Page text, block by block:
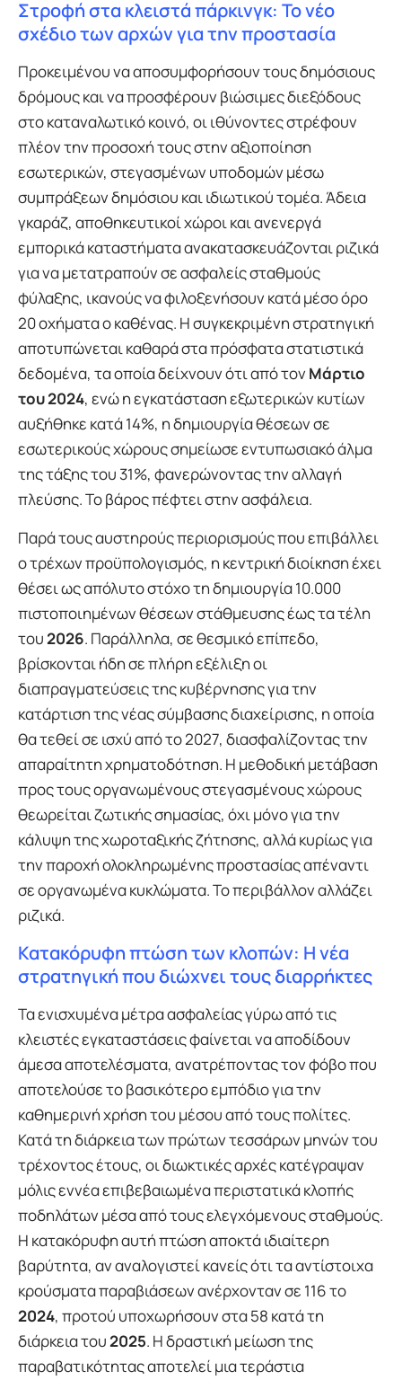
Στροφή στα κλειστά πάρκινγκ: Το νέο
σχέδιο των αρχών για την προστασία
Προκειμένου να αποσυμφορήσουν τους δημόσιους
δρόμους και να προσφέρουν βιώσιμες διεξόδους
στο καταναλωτικό κοινό, οι ιθύνοντες στρέφουν
πλέον την προσοχή τους στην αξιοποίηση
εσωτερικών, στεγασμένων υποδομών μέσω
συμπράξεων δημόσιου και ιδιωτικού τομέα. Άδεια
γκαράζ, αποθηκευτικοί χώροι και ανενεργά
εμπορικά καταστήματα ανακατασκευάζονται ριζικά
για να μετατραπούν σε ασφαλείς σταθμούς
φύλαξης, ικανούς να φιλοξενήσουν κατά μέσο όρο
20 οχήματα ο καθένας. Η συγκεκριμένη στρατηγική
αποτυπώνεται καθαρά στα πρόσφατα στατιστικά
δεδομένα, τα οποία δείχνουν ότι από τον Μάρτιο
του 2024, ενώ η εγκατάσταση εξωτερικών κυτίων
αυξήθηκε κατά 14%, η δημιουργία θέσεων σε
εσωτερικούς χώρους σημείωσε εντυπωσιακό άλμα
της τάξης του 31%, φανερώνοντας την αλλαγή
πλεύσης. Το βάρος πέφτει στην ασφάλεια.
Παρά τους αυστηρούς περιορισμούς που επιβάλλει
ο τρέχων προϋπολογισμός, η κεντρική διοίκηση έχει
θέσει ως απόλυτο στόχο τη δημιουργία 10.000
πιστοποιημένων θέσεων στάθμευσης έως τα τέλη
του2026. Παράλληλα, σε θεσμικό επίπεδο,
βρίσκονται ήδη σε πλήρη εξέλιξη οι
διαπραγματεύσεις της κυβέρνησης για την
κατάρτιση της νέας σύμβασης διαχείρισης, η οποία
θα τεθεί σε ισχύ από το 2027, διασφαλίζοντας την
απαραίτητη χρηματοδότηση. Η μεθοδική μετάβαση
προς τους οργανωμένους στεγασμένους χώρους
θεωρείται ζωτικής σημασίας, όχι μόνο για την
κάλυψη της χωροταξικής ζήτησης, αλλά κυρίως για
την παροχή ολοκληρωμένης προστασίας απέναντι
σε οργανωμένα κυκλώματα. Το περιβάλλον αλλάζει
ριζικά.
Κατακόρυφη πτώση των κλοπών: Η νέα
στρατηγική που διώχνει τους διαρρήκτες
Τα ενισχυμένα μέτρα ασφαλείας γύρω από τις
κλειστές εγκαταστάσεις φαίνεται να αποδίδουν
άμεσα αποτελέσματα, ανατρέποντας τον φόβο που
αποτελούσε το βασικότερο εμπόδιο για την
καθημερινή χρήση του μέσου από τους πολίτες.
Κατά τη διάρκεια των πρώτων τεσσάρων μηνών του
τρέχοντος έτους, οι διωκτικές αρχές κατέγραψαν
μόλις εννέα επιβεβαιωμένα περιστατικά κλοπής
ποδηλάτων μέσα από τους ελεγχόμενους σταθμούς.
Η κατακόρυφη αυτή πτώση αποκτά ιδιαίτερη
βαρύτητα, αν αναλογιστεί κανείς ότι τα αντίστοιχα
κρούσματα παραβιάσεων ανέρχονταν σε 116 το
2024, προτού υποχωρήσουν στα 58 κατά τη
διάρκεια του2025. Η δραστική μείωση της
παραβατικότητας αποτελεί μια τεράστια